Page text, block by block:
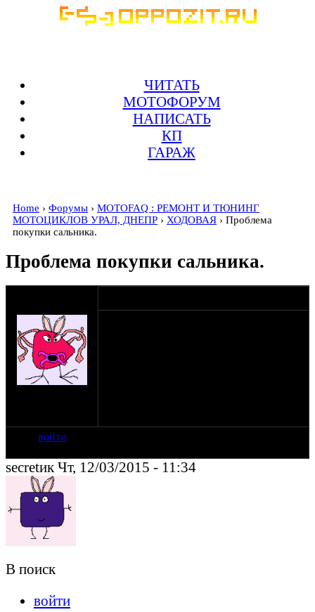
ЧИТАТЬ
МОТОФОРУМ
НАПИСАТЬ
КП
ГАРАЖ
Home › Форумы › MOTOFAQ : РЕМОНТ И ТЮНИНГ
МОТОЦИКЛОВ УРАЛ, ДНЕПР › ХОДОВАЯ › Проблема
покупки сальника.
Проблема покупки сальника.
войти
secretик Чт, 12/03/2015 - 11:34
В поиск
войти